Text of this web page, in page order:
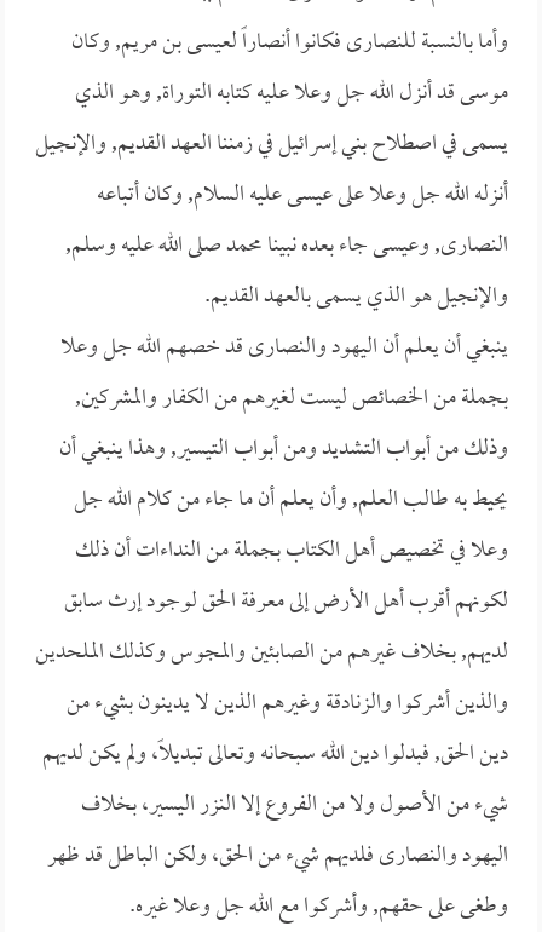
وأما بالنسبة للنصارى فكانوا أنصاراً لعيسى بن مريم, وكان
موسى قد أنزل الله جل وعلا عليه كتابه التوراة, وهو الذي
يسمى في اصطلاح بني إسرائيل في زمننا العهد القديم, والإنجيل
أنزله الله جل وعلا على عيسى عليه السلام, وكان أتباعه
النصارى, وعيسى جاء بعده نبينا محمد صلى الله عليه وسلم,
والإنجيل هو الذي يسمى بالعهد القديم.
ينبغي أن يعلم أن اليهود والنصارى قد خصهم الله جل وعلا
بجملة من الخصائص ليست لغيرهم من الكفار والمشركين,
وذلك من أبواب التشديد ومن أبواب التيسير, وهذا ينبغي أن
يحيط به طالب العلم, وأن يعلم أن ما جاء من كلام الله جل
وعلا في تخصيص أهل الكتاب بجملة من النداءات أن ذلك
لكونهم أقرب أهل الأرض إلى معرفة الحق لوجود إرث سابق
لديهم, بخلاف غيرهم من الصابئين والمجوس وكذلك الملحدين
والذين أشركوا والزنادقة وغيرهم الذين لا يدينون بشيء من
دين الحق, فبدلوا دين الله سبحانه وتعالى تبديلاً، ولم يكن لديهم
شيء من الأصول ولا من الفروع إلا النزر اليسير، بخلاف
اليهود والنصارى فلديهم شيء من الحق، ولكن الباطل قد ظهر
وطغى على حقهم, وأشركوا مع الله جل وعلا غيره.